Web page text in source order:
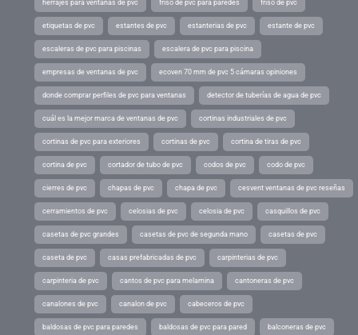
herrajes para ventanas de pvc friso de pvc para paredes friso de pvc
etiquetas de pvc estantes de pvc estanterias de pvc estante de pvc
escaleras de pvc para piscinas escalera de pvc para piscina
empresas de ventanas de pvc ecoven 70 mm de pvc 5 cámaras opiniones
donde comprar perfiles de pvc para ventanas detector de tuberías de agua de pvc
cuál es la mejor marca de ventanas de pvc cortinas industriales de pvc
cortinas de pvc para exteriores cortinas de pvc cortina de tiras de pvc
cortina de pvc cortador de tubo de pvc codos de pvc codo de pvc
cierres de pvc chapas de pvc chapa de pvc cesvent ventanas de pvc reseñas
cerramientos de pvc celosias de pvc celosia de pvc casquillos de pvc
casetas de pvc grandes casetas de pvc de segunda mano casetas de pvc
caseta de pvc casas prefabricadas de pvc carpinterias de pvc
carpinteria de pvc cantos de pvc para melamina cantoneras de pvc
canalones de pvc canalon de pvc cabeceros de pvc
baldosas de pvc para paredes baldosas de pvc para pared balconeras de pvc